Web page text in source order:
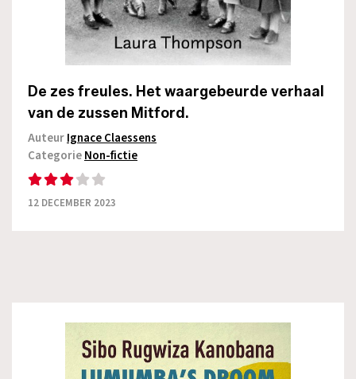
De zes freules. Het waargebeurde verhaal
van de zussen Mitford.
AuteurIgnace Claessens
CategorieNon-fictie
12 DECEMBER 2023